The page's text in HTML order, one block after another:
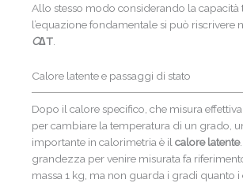
Allo stesso modo considerando la capacità
l’equazione fondamentale si può riscrivere
C∆T
Calore latente e passaggi di stato
Dopo il calore specifico, che misura
per cambiare la temperatura di un grado,
importante in calorimetria è ilcalore latente
grandezza per venire misurata fa
massa 1 kg, ma non guarda i gradi quanto